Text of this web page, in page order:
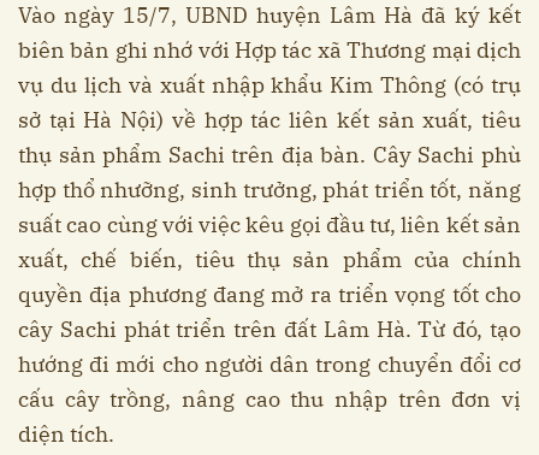
Vào ngày 15/7, UBND huyện Lâm Hà đã ký kết
biên bản ghi nhớ với Hợp tác xã Thương mại dịch
vụ du lịch và xuất nhập khẩu Kim Thông (có trụ
sở tại Hà Nội) về hợp tác liên kết sản xuất, tiêu
thụ sản phẩm Sachi trên địa bàn. Cây Sachi phù
hợp thổ nhưỡng, sinh trưởng, phát triển tốt, năng
suất cao cùng với việc kêu gọi đầu tư, liên kết sản
xuất, chế biến, tiêu thụ sản phẩm của chính
quyền địa phương đang mở ra triển vọng tốt cho
cây Sachi phát triển trên đất Lâm Hà. Từ đó, tạo
hướng đi mới cho người dân trong chuyển đổi cơ
cấu cây trồng, nâng cao thu nhập trên đơn vị
diện tích.